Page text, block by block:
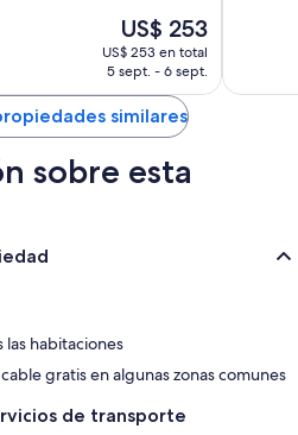
de televisión por cable
servicio de limpieza diario y escritorios
El
precio
actual
de
US$ 253
US$ 253
US$ 253 en total
5 sept. - 6 sept.
similares
sobre esta
habitaciones
gratis en algunas zonas comunes
de transporte